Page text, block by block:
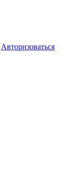
Авторизоваться